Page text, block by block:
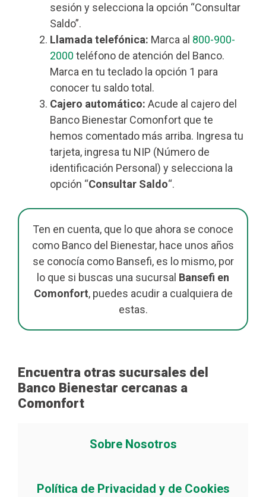
sesión y selecciona la opción “Consultar
Saldo”.
Llamada telefónica: Marca al 800-900-
2000 teléfono de atención del Banco.
Marca en tu teclado la opción 1 para
conocer tu saldo total.
Cajero automático: Acude al cajero del
Banco Bienestar Comonfort que te
hemos comentado más arriba. Ingresa tu
tarjeta, ingresa tu NIP (Número de
identificación Personal) y selecciona la
opción “Consultar Saldo“.
Ten en cuenta, que lo que ahora se conoce
como Banco del Bienestar, hace unos años
se conocía como Bansefi, es lo mismo, por
lo que si buscas una sucursal Bansefi en
Comonfort, puedes acudir a cualquiera de
estas.
Encuentra otras sucursales del
Banco Bienestar cercanas a
Comonfort
Sobre Nosotros
Política de Privacidad y de Cookies